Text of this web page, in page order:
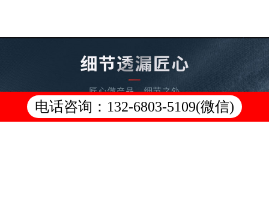
电话咨询：132-6803-5109(微信)